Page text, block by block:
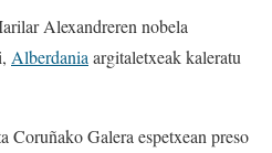
Alexandreren nobela
Alberdaniaargitaletxeak kaleratu
Coruñako Galera espetxean preso